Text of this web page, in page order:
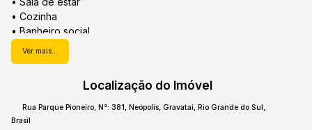
• Cozinha
• Banheiro social
• Pátio na frente
• Pátio nos fundos
Uma excelente opção para quem busca conforto,
Entre em contato para mais informações e agende sua
Ver mais...
Localização do Imóvel
Rua Parque Pioneiro,N°: 381,Neópolis,Gravataí,Rio Grande do Sul,
Brasil